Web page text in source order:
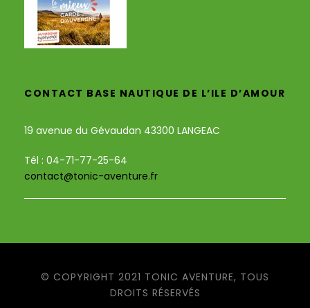
CONTACT BASE NAUTIQUE DE L’ILE D’AMOUR
19 avenue du Gévaudan 43300 LANGEAC
Tél : 04-71-77-25-64
contact@tonic-aventure.fr
© COPYRIGHT 2021 TONIC AVENTURE, TOUS
DROITS RÉSERVÉS